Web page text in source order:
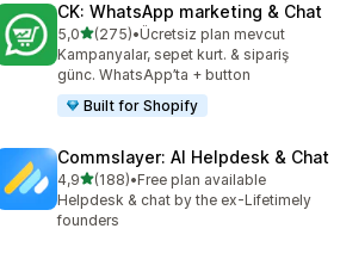
CK: WhatsApp marketing & Chat
5,05 yıldız üzerinden
(275)
toplam 275 değerlendirme
•Ücretsiz plan mevcut
Kampanyalar, sepet kurt. & sipariş
günc. WhatsApp’ta + button
Built for Shopify
Commslayer: AI Helpdesk & Chat
4,95 yıldız üzerinden
(188)
toplam 188 değerlendirme
•Free plan available
Helpdesk & chat by the ex-Lifetimely
founders